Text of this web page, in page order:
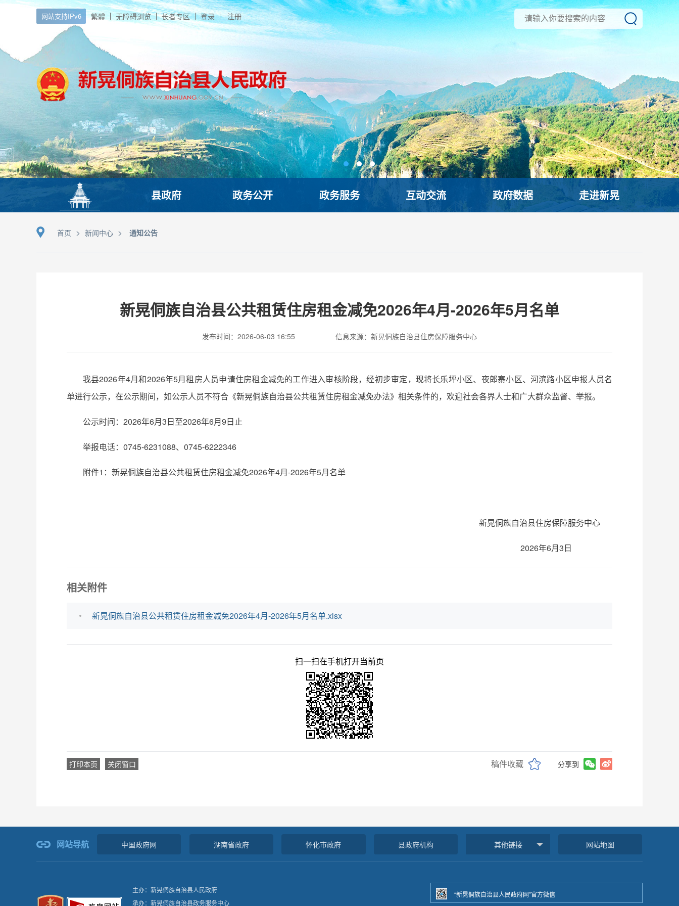
网站支持IPv6 繁體 无障碍浏览 长者专区 登录 注册
县政府 政务公开 政务服务 互动交流 政府数据 走进新晃
首页 > 新闻中心 > 通知公告
新晃侗族自治县公共租赁住房租金减免2026年4月-2026年5月名单
发布时间：2026-06-03 16:55 信息来源：新晃侗族自治县住房保障服务中心
我县2026年4月和2026年5月租房人员申请住房租金减免的工作进入审核阶段，经初步审定，现将长乐坪小区、夜郎寨小区、河滨路小区申报人员名
单进行公示，在公示期间，如公示人员不符合《新晃侗族自治县公共租赁住房租金减免办法》相关条件的，欢迎社会各界人士和广大群众监督、举报。
公示时间：2026年6月3日至2026年6月9日止
举报电话：0745-6231088、0745-6222346
附件1：新晃侗族自治县公共租赁住房租金减免2026年4月-2026年5月名单
新晃侗族自治县住房保障服务中心
2026年6月3日
相关附件
新晃侗族自治县公共租赁住房租金减免2026年4月-2026年5月名单.xlsx
扫一扫在手机打开当前页
打印本页 关闭窗口 稿件收藏 分享到
网站导航 中国政府网 湖南省政府 怀化市政府 县政府机构 其他链接 网站地图
主办：新晃侗族自治县人民政府
承办：新晃侗族自治县政务服务中心
“新晃侗族自治县人民政府网”官方微信